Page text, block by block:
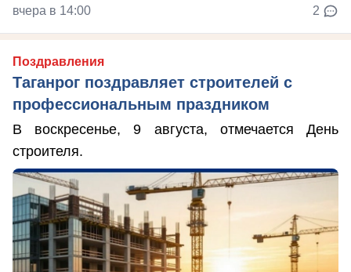
вчера в 14:00 2
Поздравления
Таганрог поздравляет строителей с
профессиональным праздником
В воскресенье, 9 августа, отмечается День
строителя.